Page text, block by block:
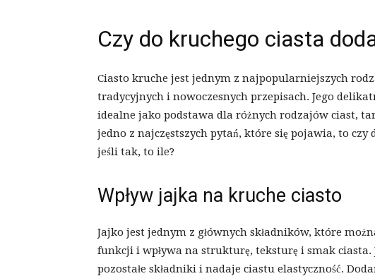
Czy do kruchego ciasta
Ciasto kruche jest jednym z najpopularniejszych
tradycyjnych i nowoczesnych przepisach. Jego
idealne jako podstawa dla różnych rodzajów ciast,
jedno z najczęstszych pytań, które się pojawia, to
jeśli tak, to ile?
Wpływ jajka na kruche ciasto
Jajko jest jednym z głównych składników, które
funkcji i wpływa na strukturę, teksturę i smak ciasta.
pozostałe składniki i nadaje ciastu elastyczność.